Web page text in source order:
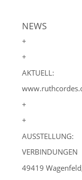
NEWS
+
+
AKTUELL:
+
+
AUSSTELLUNG:
VERBINDUNGEN
49419